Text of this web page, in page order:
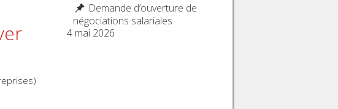
Demande d’ouverture de
négociations salariales
4 mai 2026